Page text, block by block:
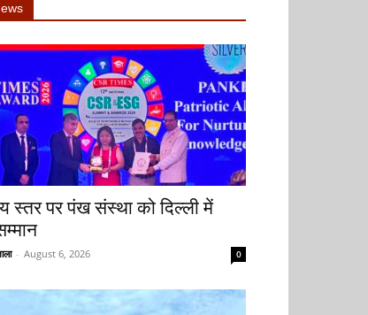
स्तर पर पंख संस्था को दिल्ली में
- August 6, 2026 0